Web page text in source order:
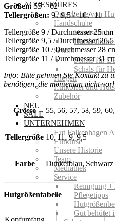
ACCESSOIRES
Gutscheine von
Handschuhe
Handschuhe
Schals
Schals für
Schals für
Fliegen
Hutkoffer und
Zubehör
NEU
SALE
UNTERNEHMEN
Hut Falkenhagen
Hutkurse
Unsere Historie
Team
Mediathek
Service
Reinigung +
Pflegetipps
Gut behütet
Größen:55 – 62
Tellergrößen: 9 / 9,5 / 10 / 11
Tellergröße 9 / Durchmesser 25 cm
Tellergröße 9,5 / Durchmesser
Tellergröße 10 / Durchmesser 28
Tellergröße 11 / Durchmesser 31
Info: Bitte nehmen Sie Kontakt zu
benötigen, die momentan nicht
Grösse 55, 56, 57, 58, 59,
Tellergröße 10, 11, 9, 9,5
Farbe Dunkelblau, Schwarz
Hutgrößentabelle
Kopfumfang